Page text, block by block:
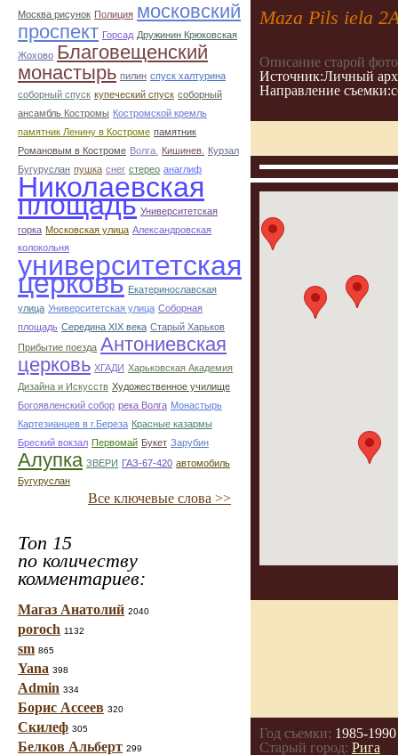
Москва рисунок Полиция московский
проспект Горсад Дружинин Крюковская
Жохово Благовещенский
монастырь пилин спуск халтурина
соборный спуск купеческий спуск соборный
ансамбль Костромы Костромской кремль
памятник Ленину в Костроме памятник
Романовым в Костроме Волга. Кишинев.
Курзал
Бугуруслан пушка снег стерео анаглиф
Николаевская
площадь Университетская
горка Московская улица Александровская
колокольня
университетская
церковь Екатеринославская
улица Университетская улица Соборная
площадь Середина XIX века Старый Харьков
Прибытие поезда Антониевская
церковь ХГАДИ Харьковская Академия
Дизайна и Искусств Художественное училище
Богоявленский собор река Волга Монастырь
Картезианцев в г.Береза Красные казармы
Бреский вокзал Первомай Букет Зарубин
Алупка ЗВЕРИ ГАЗ-67-420 автомобиль
Бугуруслан
Все ключевые слова >>
Топ 15
по количеству
комментариев:
Магаз Анатолий 2040
poroch 1132
sm 865
Yana 398
Admin 334
Борис Ассеев 320
Скилеф 305
Белков Альберт 299
Mazа Pils iela
Описание старой
Источник:Личный
Направление
Год съемки: 1985-1990
Старый город: Рига